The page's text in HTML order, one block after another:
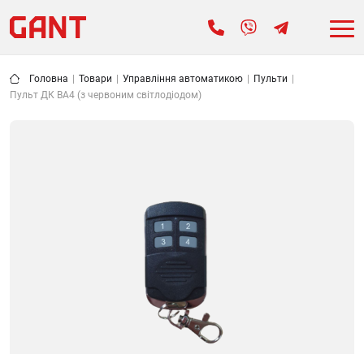
Головна Товари Управління автоматикою Пульти
Пульт ДК BA4 (з червоним світлодіодом)